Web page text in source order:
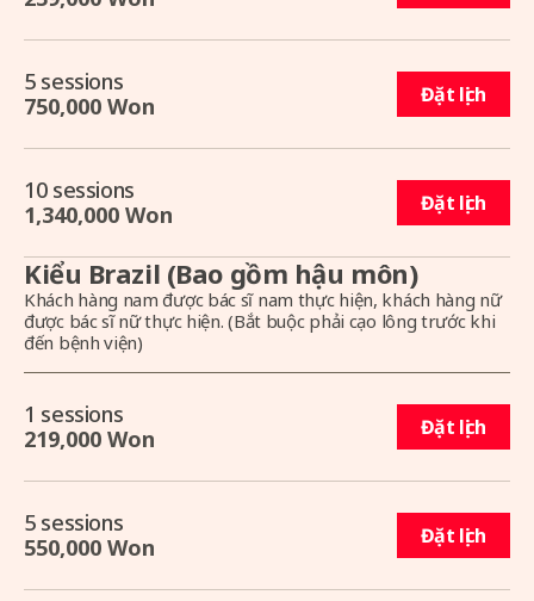
5 sessions
750,000 Won
Đặt lịch
10 sessions
1,340,000 Won
Đặt lịch
Kiểu Brazil (Bao gồm hậu môn)
Khách hàng nam được bác sĩ nam thực hiện, khách hàng nữ
được bác sĩ nữ thực hiện. (Bắt buộc phải cạo lông trước khi
đến bệnh viện)
1 sessions
219,000 Won
Đặt lịch
5 sessions
550,000 Won
Đặt lịch